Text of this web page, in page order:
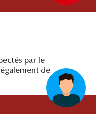
par le
de